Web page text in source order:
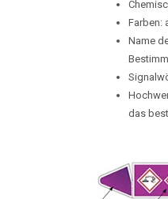
Farben:
Name
das